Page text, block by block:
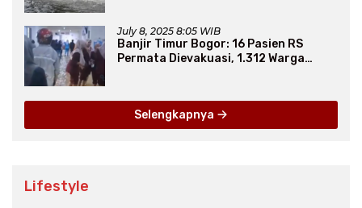
July 8, 2025 8:05 WIB
Banjir Timur Bogor: 16 Pasien RS
Permata Dievakuasi, 1.312 Warga
Selengkapnya
Lifestyle